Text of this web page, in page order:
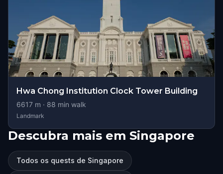
Hwa Chong Institution Clock Tower Building
6617 m · 88 min walk
Landmark
Descubra mais em Singapore
Todos os quests de Singapore